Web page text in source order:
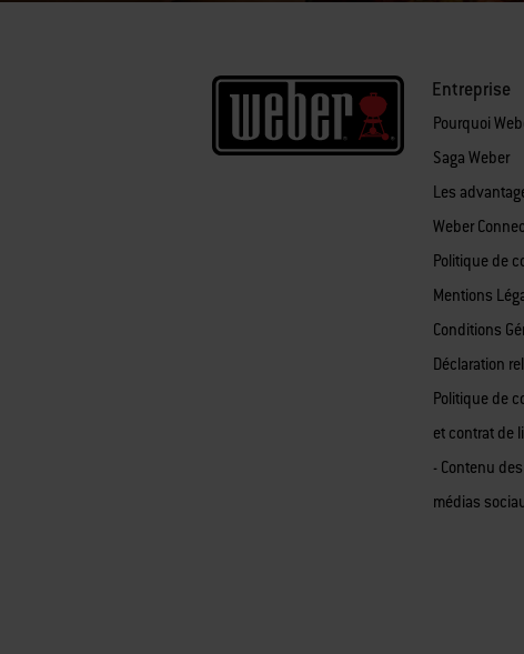
Entreprise
Pourquoi
Saga Weber
Les
Weber
Politique de
Mentions
Conditions
Déclaration
Politique de
et contrat de
- Contenu des
médias